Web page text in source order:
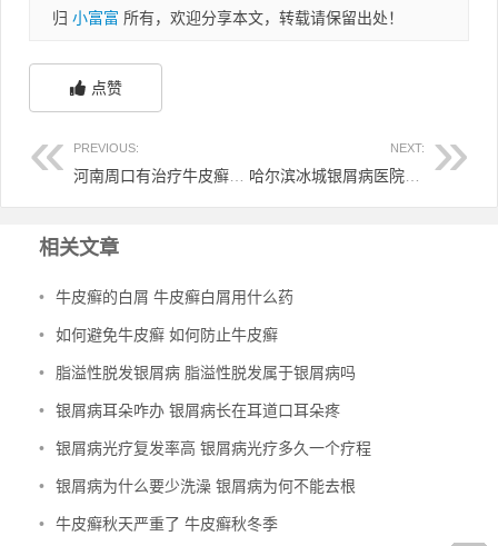
归 小富富 所有，欢迎分享本文，转载请保留出处！
点赞
PREVIOUS: NEXT:
哈尔滨冰城银屑病医院电话 哈尔滨冰城银屑病医院治疗效果怎么样
相关文章
• 牛皮癣的白屑 牛皮癣白屑用什么药
• 如何避免牛皮癣 如何防止牛皮癣
• 脂溢性脱发银屑病 脂溢性脱发属于银屑病吗
• 银屑病耳朵咋办 银屑病长在耳道口耳朵疼
• 银屑病光疗复发率高 银屑病光疗多久一个疗程
• 银屑病为什么要少洗澡 银屑病为何不能去根
• 牛皮癣秋天严重了 牛皮癣秋冬季